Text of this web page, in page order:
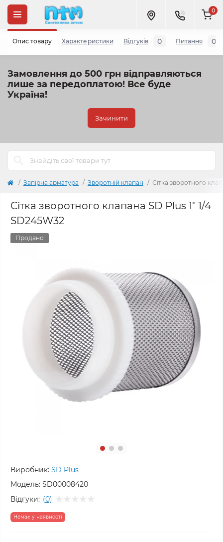
Замовлення до 500 грн відправляються
лише за передоплатою! Все буде
Україна!
Зачинити
0
Запірна арматура Зворотній клапан Сітка зворотного
Сітка зворотного клапана SD Plus 1" 1/4
SD245W32
Продано
Виробник: SD Plus
Модель: SD00008420
Відгуки: (0)
Немає у наявності
Опис товару Характеристики Відгуків 0 Питання 0